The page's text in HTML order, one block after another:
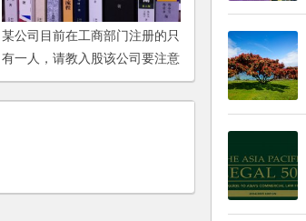
某公司目前在工商部门注册的只
有一人，请教入股该公司要注意
哪些问题？